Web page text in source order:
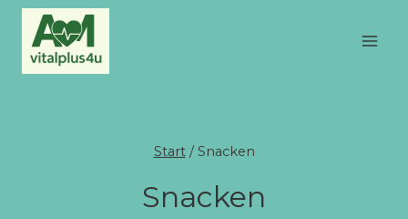
Zum
Inhalt
springen
Start / Snacken
Snacken